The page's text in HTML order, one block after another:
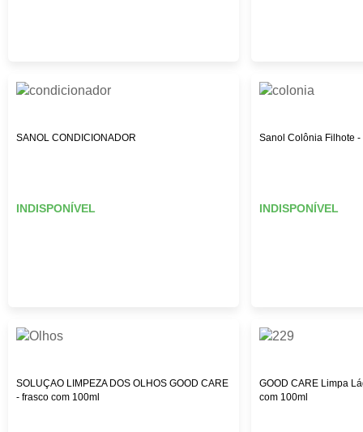
SANOL CONDICIONADOR
INDISPONÍVEL
Sanol Colônia Filhote
INDISPONÍVEL
SOLUÇAO LIMPEZA DOS OLHOS GOOD CARE
- frasco com 100ml
GOOD CARE Limpa
com 100ml